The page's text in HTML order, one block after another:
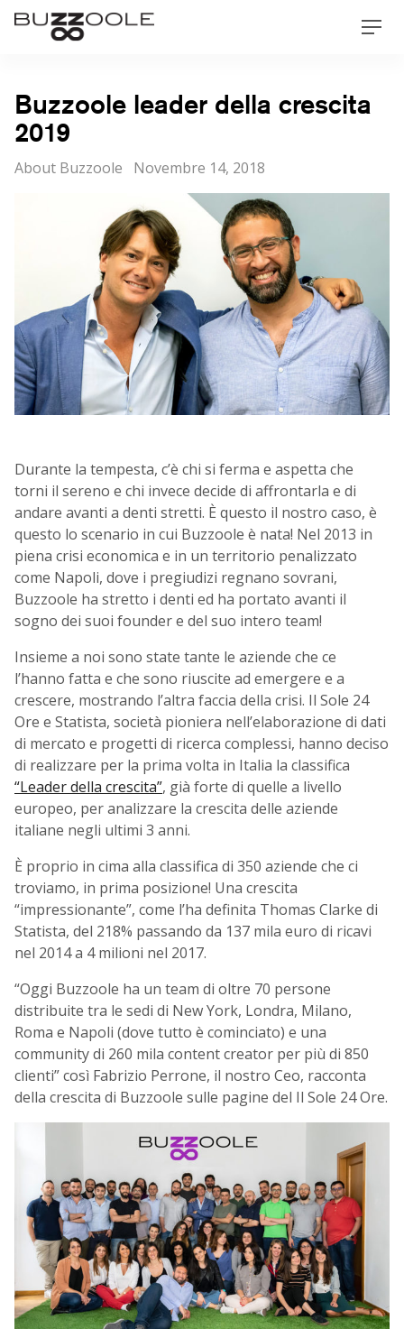
Skip
Buzzoole
Buzzoole leader della crescita
2019
Categorie
About Buzzoole
Posted
Novembre 14, 2018
Durante la tempesta, c’è chi si ferma e aspetta che
torni il sereno e chi invece decide di affrontarla e di
andare avanti a denti stretti. È questo il nostro caso, è
questo lo scenario in cui Buzzoole è nata! Nel 2013 in
piena crisi economica e in un territorio penalizzato
come Napoli, dove i pregiudizi regnano sovrani,
Buzzoole ha stretto i denti ed ha portato avanti il
sogno dei suoi founder e del suo intero team!
Insieme a noi sono state tante le aziende che ce
l’hanno fatta e che sono riuscite ad emergere e a
crescere, mostrando l’altra faccia della crisi. Il Sole 24
Ore e Statista, società pioniera nell’elaborazione di dati
di mercato e progetti di ricerca complessi, hanno deciso
di realizzare per la prima volta in Italia la classifica
“Leader della crescita”, già forte di quelle a livello
europeo, per analizzare la crescita delle aziende
italiane negli ultimi 3 anni.
È proprio in cima alla classifica di 350 aziende che ci
troviamo, in prima posizione! Una crescita
“impressionante”, come l’ha definita Thomas Clarke di
Statista, del 218% passando da 137 mila euro di ricavi
nel 2014 a 4 milioni nel 2017.
“Oggi Buzzoole ha un team di oltre 70 persone
distribuite tra le sedi di New York, Londra, Milano,
Roma e Napoli (dove tutto è cominciato) e una
community di 260 mila content creator per più di 850
clienti” così Fabrizio Perrone, il nostro Ceo, racconta
della crescita di Buzzoole sulle pagine del Il Sole 24 Ore.